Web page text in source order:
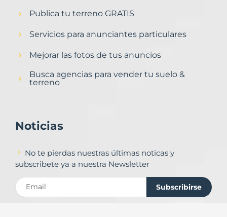
Publica tu terreno GRATIS
Servicios para anunciantes particulares
Mejorar las fotos de tus anuncios
Busca agencias para vender tu suelo &
terreno
Noticias
No te pierdas nuestras últimas noticas y
subscribete ya a nuestra Newsletter
Subscribirse